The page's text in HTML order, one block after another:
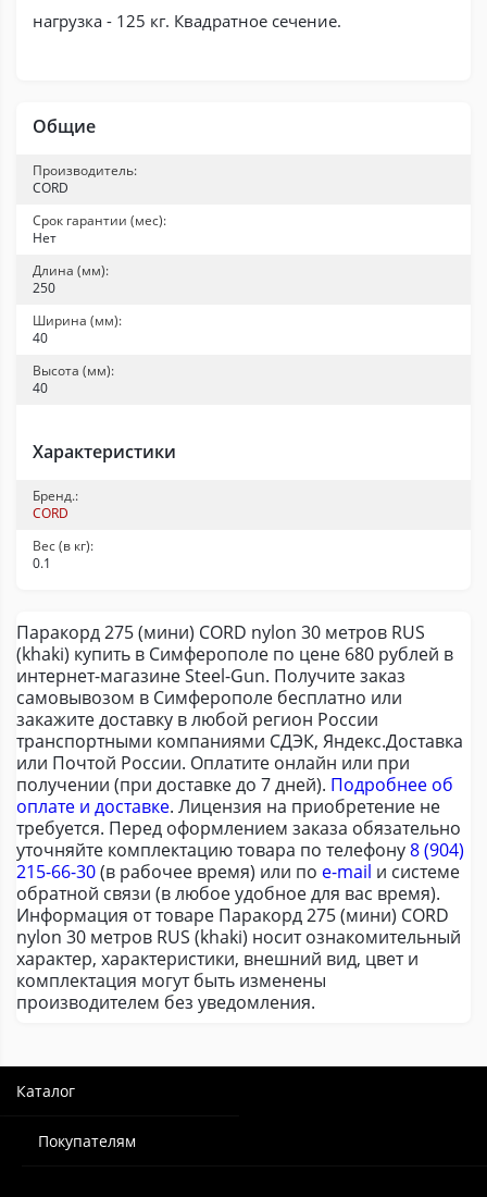
нагрузка - 125 кг. Квадратное сечение.
Общие
Производитель:
CORD
Срок гарантии (мес):
Нет
Длина (мм):
250
Ширина (мм):
40
Высота (мм):
40
Характеристики
Бренд.:
CORD
Вес (в кг):
0.1
Паракорд 275 (мини) CORD nylon 30 метров RUS
(khaki) купить в Симферополе по цене 680 рублей в
интернет-магазине Steel-Gun. Получите заказ
самовывозом в Симферополе бесплатно или
закажите доставку в любой регион России
транспортными компаниями СДЭК, Яндекс.Доставка
или Почтой России. Оплатите онлайн или при
получении (при доставке до 7 дней). Подробнее об
оплате и доставке. Лицензия на приобретение не
требуется. Перед оформлением заказа обязательно
уточняйте комплектацию товара по телефону8 (904)
215-66-30(в рабочее время) или по e-mail и системе
обратной связи (в любое удобное для вас время).
Информация от товаре Паракорд 275 (мини) CORD
nylon 30 метров RUS (khaki) носит ознакомительный
характер, характеристики, внешний вид, цвет и
комплектация могут быть изменены
производителем без уведомления.
Каталог
Покупателям